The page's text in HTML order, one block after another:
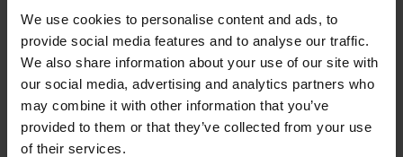
We use cookies to personalise content and ads, to
provide social media features and to analyse our traffic.
We also share information about your use of our site with
our social media, advertising and analytics partners who
may combine it with other information that you’ve
provided to them or that they’ve collected from your use
of their services.
Si vous avez opté pour la catégorie de tarif FlyEasy et
désirez faire enregistrer une pièce de bagage en soute,
vous pouvez acheter une franchise bagage.
en savoir plus >